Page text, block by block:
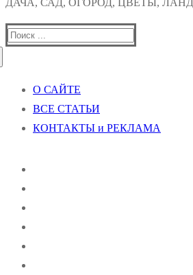
ДАЧА, САД, ОГОРОД, ЦВЕТЫ,
Найти:
О САЙТЕ
ВСЕ СТАТЬИ
КОНТАКТЫ и РЕКЛАМА